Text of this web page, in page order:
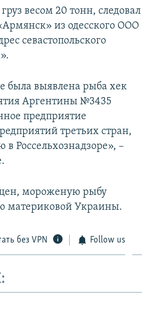
весом 20 тонн, следовал
из одесского ООО
севастопольского
была выявлена рыба хек
Аргентины №3435
предприятие
третьих стран,
Россельхознадзоре», –
мороженую рыбу
материковой Украины.
без VPN Follow us